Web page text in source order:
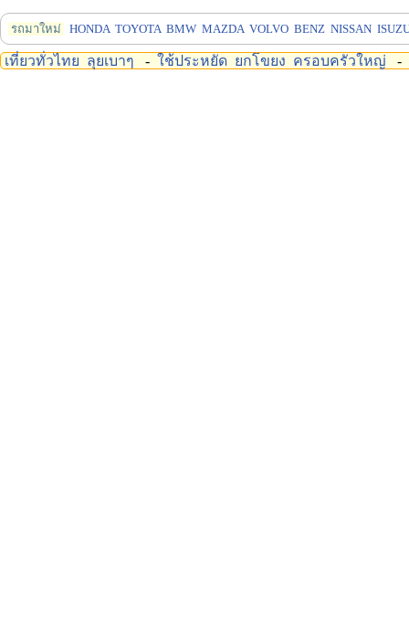
รถมาใหม่ HONDA TOYOTA BMW MAZDA VOLVO BENZ NISSAN
เที่ยวทั่วไทย ลุยเบาๆ - ใช้ประหยัด ยกโขยง ครอบครัวใหญ่ -